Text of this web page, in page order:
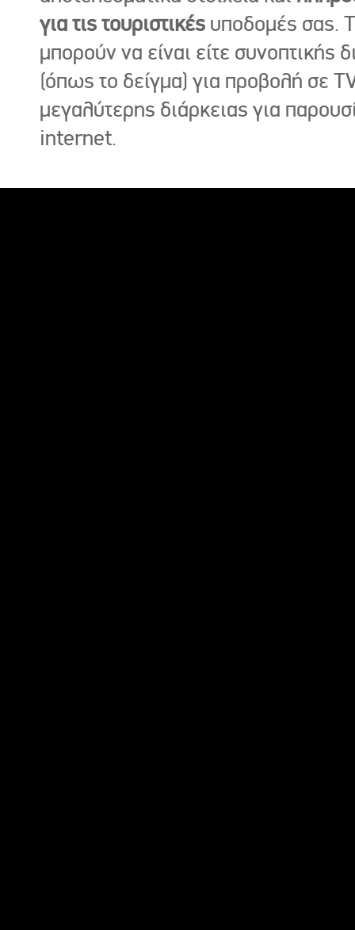
για τις τουριστικές υποδομές σας.
μπορούν να είναι είτε συνοπτικής
(όπως το δείγμα) για προβολή σε
μεγαλύτερης διάρκειας για
internet.